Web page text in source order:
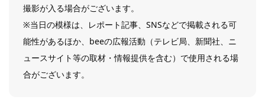
撮影が入る場合がございます。
※当日の模様は、レポート記事、SNSなどで掲載される可
能性があるほか、beeの広報活動（テレビ局、新聞社、ニ
ュースサイト等の取材・情報提供を含む）で使用される場
合がございます。